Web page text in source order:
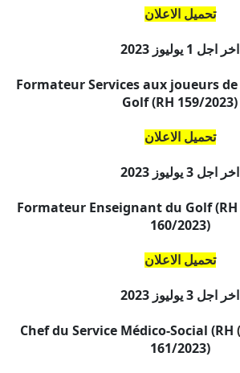
تحميل الاعلان
اخر اجل 1 يوليوز 2023
Formateur Services aux joueurs de
Golf (RH 159/2023)
تحميل الاعلان
اخر اجل 3 يوليوز 2023
Formateur Enseignant du Golf (RH
160/2023)
تحميل الاعلان
اخر اجل 3 يوليوز 2023
Chef du Service Médico-Social (RH
161/2023)